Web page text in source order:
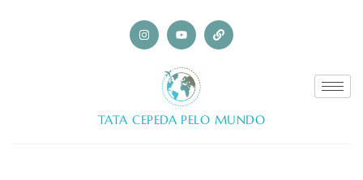
TATA CEPEDA PELO MUNDO